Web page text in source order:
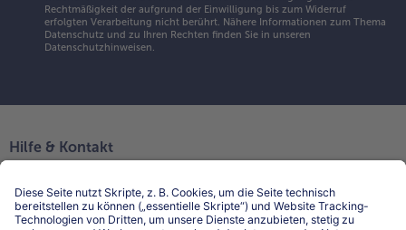
Rechtmäßigkeit der aufgrund der Einwilligung bis zum Widerruf
erfolgten Verarbeitung nicht berührt. Nähere Informationen zum Thema
Datenschutz und zu Ihren Rechten finden Sie in unseren
Datenschutzhinweisen.
Hilfe & Kontakt
Kontakt